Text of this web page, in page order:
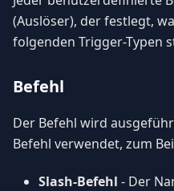
(Auslöser), der festlegt,
folgenden Trigger-Typen
Befehl
Der Befehl wird
Befehl verwendet, zum
Slash-Befehl - Der